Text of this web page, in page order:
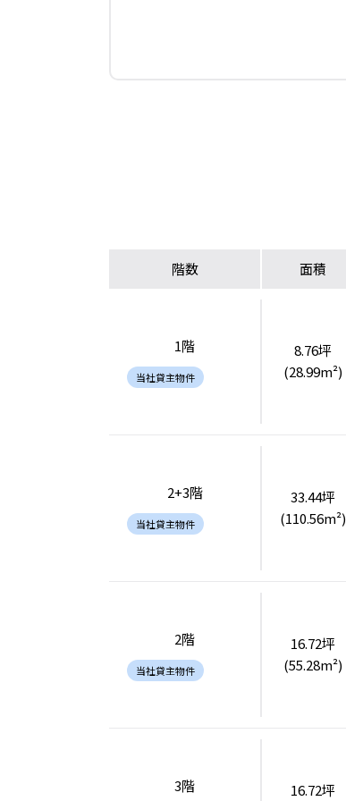
階数 面積
1階
当社貸主物件
8.76坪
(28.99m²)
2+3階
当社貸主物件
33.44坪
(110.56m²)
2階
当社貸主物件
16.72坪
(55.28m²)
3階 16.72坪